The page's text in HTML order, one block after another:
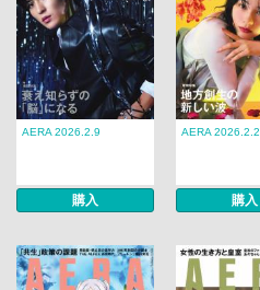
AERA 2026.2.9
購入
AERA 2026.2.2
購入